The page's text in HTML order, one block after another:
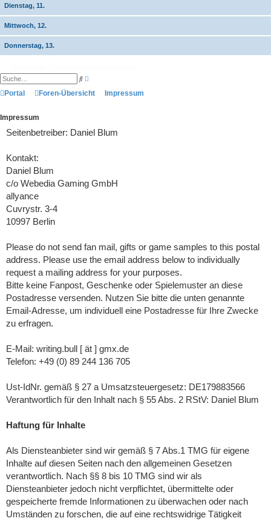
Dienstag, 11.
Mittwoch, 12.
Donnerstag, 13.
S
c w
e
t
Portal Foren-Übersicht Impressum
Impressum
Seitenbetreiber: Daniel Blum
Kontakt:
Daniel Blum
c/o Webedia Gaming GmbH
allyance
Cuvrystr. 3-4
10997 Berlin
Please do not send fan mail, gifts or game samples to this postal
address. Please use the email address below to individually
request a mailing address for your purposes.
Bitte keine Fanpost, Geschenke oder Spielemuster an diese
Postadresse versenden. Nutzen Sie bitte die unten genannte
Email-Adresse, um individuell eine Postadresse für Ihre Zwecke
zu erfragen.
E-Mail: writing.bull [ ät ] gmx.de
Telefon: +49 (0) 89 244 136 705
Ust-IdNr. gemäß § 27 a Umsatzsteuergesetz: DE179883566
Verantwortlich für den Inhalt nach § 55 Abs. 2 RStV: Daniel Blum
Haftung für Inhalte
Als Diensteanbieter sind wir gemäß § 7 Abs.1 TMG für eigene
Inhalte auf diesen Seiten nach den allgemeinen Gesetzen
verantwortlich. Nach §§ 8 bis 10 TMG sind wir als
Diensteanbieter jedoch nicht verpflichtet, übermittelte oder
gespeicherte fremde Informationen zu überwachen oder nach
Umständen zu forschen, die auf eine rechtswidrige Tätigkeit